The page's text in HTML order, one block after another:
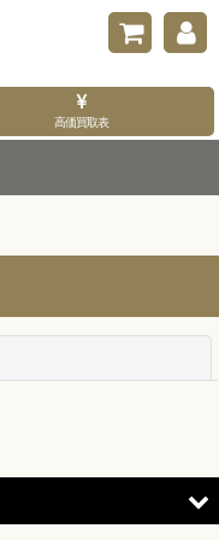
高価買取表